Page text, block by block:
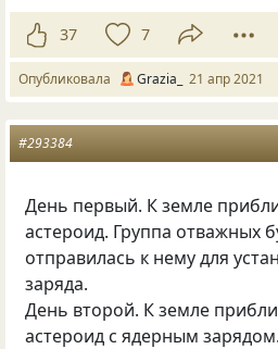
37 7
Опубликовала Grazia_ 21 апр 2021
#293384
День первый. К земле
астероид. Группа отважных
отправилась к нему для
заряда.
День второй. К земле
астероид с ядерным зарядом.